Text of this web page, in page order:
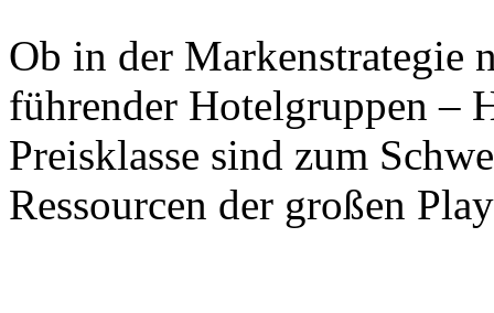
Ob in der Markenstrategie
führender Hotelgruppen –
Preisklasse sind zum
Ressourcen der großen